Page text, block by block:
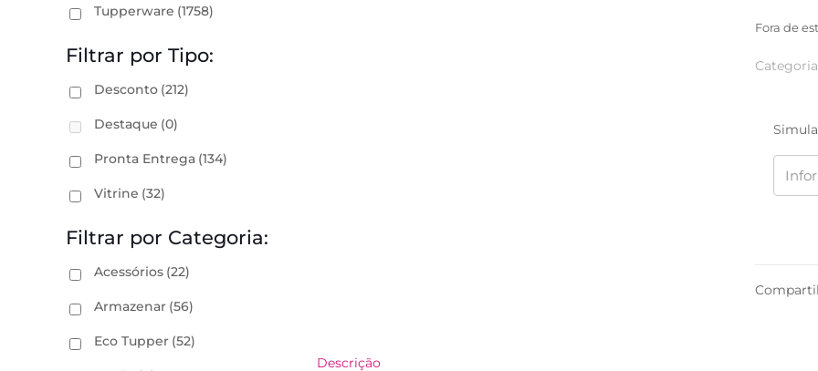
Fora de
Descrição
Tupperware (1758)
Filtrar por Tipo:
Desconto (212)
Destaque (0)
Pronta Entrega (134)
Vitrine (32)
Filtrar por Categoria:
Acessórios (22)
Armazenar (56)
Eco Tupper (52)